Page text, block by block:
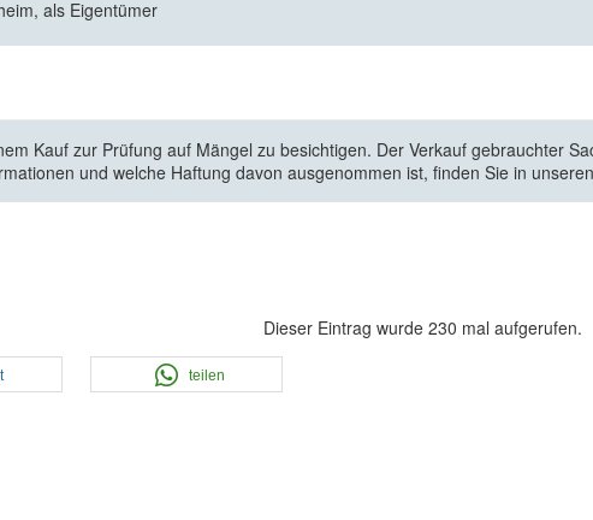
als Eigentümer
Kauf zur Prüfung auf Mängel zu besichtigen. Der Verkauf gebrauchter
und welche Haftung davon ausgenommen ist, finden Sie in unseren
Dieser Eintrag wurde 230 mal aufgerufen.
teilen